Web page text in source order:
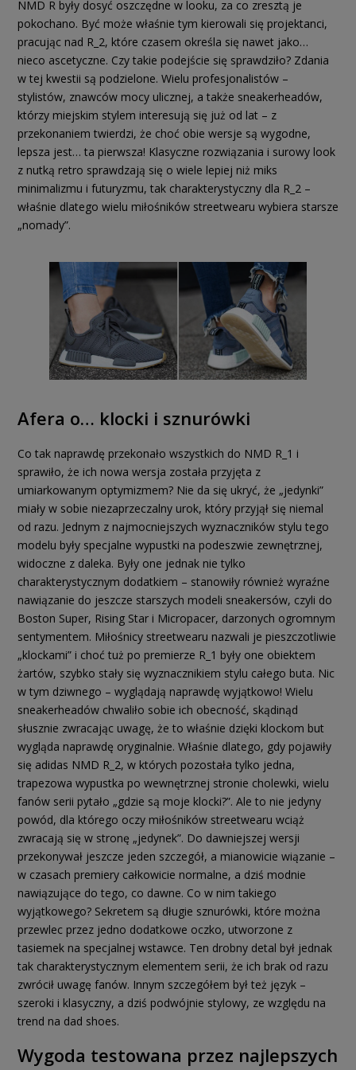
NMD R były dosyć oszczędne w looku, za co zresztą je
pokochano. Być może właśnie tym kierowali się projektanci,
pracując nad R_2, które czasem określa się nawet jako…
nieco ascetyczne. Czy takie podejście się sprawdziło? Zdania
w tej kwestii są podzielone. Wielu profesjonalistów –
stylistów, znawców mocy ulicznej, a także sneakerheadów,
którzy miejskim stylem interesują się już od lat – z
przekonaniem twierdzi, że choć obie wersje są wygodne,
lepsza jest… ta pierwsza! Klasyczne rozwiązania i surowy look
z nutką retro sprawdzają się o wiele lepiej niż miks
minimalizmu i futuryzmu, tak charakterystyczny dla R_2 –
właśnie dlatego wielu miłośników streetwearu wybiera starsze
„nomady”.
Afera o… klocki i sznurówki
Co tak naprawdę przekonało wszystkich do NMD R_1 i
sprawiło, że ich nowa wersja została przyjęta z
umiarkowanym optymizmem? Nie da się ukryć, że „jedynki”
miały w sobie niezaprzeczalny urok, który przyjął się niemal
od razu. Jednym z najmocniejszych wyznaczników stylu tego
modelu były specjalne wypustki na podeszwie zewnętrznej,
widoczne z daleka. Były one jednak nie tylko
charakterystycznym dodatkiem – stanowiły również wyraźne
nawiązanie do jeszcze starszych modeli sneakersów, czyli do
Boston Super, Rising Star i Micropacer, darzonych ogromnym
sentymentem. Miłośnicy streetwearu nazwali je pieszczotliwie
„klockami” i choć tuż po premierze R_1 były one obiektem
żartów, szybko stały się wyznacznikiem stylu całego buta. Nic
w tym dziwnego – wyglądają naprawdę wyjątkowo! Wielu
sneakerheadów chwaliło sobie ich obecność, skądinąd
słusznie zwracając uwagę, że to właśnie dzięki klockom but
wygląda naprawdę oryginalnie. Właśnie dlatego, gdy pojawiły
się adidas NMD R_2, w których pozostała tylko jedna,
trapezowa wypustka po wewnętrznej stronie cholewki, wielu
fanów serii pytało „gdzie są moje klocki?”. Ale to nie jedyny
powód, dla którego oczy miłośników streetwearu wciąż
zwracają się w stronę „jedynek”. Do dawniejszej wersji
przekonywał jeszcze jeden szczegół, a mianowicie wiązanie –
w czasach premiery całkowicie normalne, a dziś modnie
nawiązujące do tego, co dawne. Co w nim takiego
wyjątkowego? Sekretem są długie sznurówki, które można
przewlec przez jedno dodatkowe oczko, utworzone z
tasiemek na specjalnej wstawce. Ten drobny detal był jednak
tak charakterystycznym elementem serii, że ich brak od razu
zwrócił uwagę fanów. Innym szczegółem był też język –
szeroki i klasyczny, a dziś podwójnie stylowy, ze względu na
trend na dad shoes.
Wygoda testowana przez najlepszych